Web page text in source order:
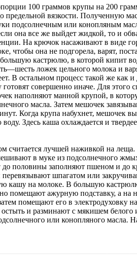
100 граммов крупы на 200
предельной вязкости. Полученную
подсолнечным или конопляным
она все же выйдет жидкой, то и
На крючок насаживают в виде
чтобы она не подгорела, варят,
кастрюлю, в которой кипит
ложек цельного молока и
В остальном процесс такой же как
совершенно иначе. Для этого
наполняют манной крупой, в
масла. Затем мешочек
Когда крупа набухнет, мешочек
Здесь каша охлаждается и
лучшей наживкой на леща.
в муке из подсолнечного
половины заполняют пшеном и до
шпагатом или
кашу на молоке. В большую
помещают ажурную подставку, а на
помещают его в электродуховку
и разминают с мякишем белого
или конопляного масла.